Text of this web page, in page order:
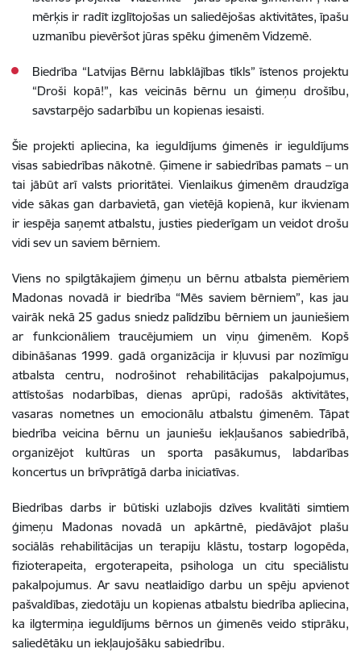
mērķis ir radīt izglītojošas un saliedējošas aktivitātes, īpašu
uzmanību pievēršot jūras spēku ģimenēm Vidzemē.
Biedrība “Latvijas Bērnu labklājības tīkls” īstenos projektu
“Droši kopā!”, kas veicinās bērnu un ģimeņu drošību,
savstarpējo sadarbību un kopienas iesaisti.
Šie projekti apliecina, ka ieguldījums ģimenēs ir ieguldījums
visas sabiedrības nākotnē. Ģimene ir sabiedrības pamats – un
tai jābūt arī valsts prioritātei. Vienlaikus ģimenēm draudzīga
vide sākas gan darbavietā, gan vietējā kopienā, kur ikvienam
ir iespēja saņemt atbalstu, justies piederīgam un veidot drošu
vidi sev un saviem bērniem.
Viens no spilgtākajiem ģimeņu un bērnu atbalsta piemēriem
Madonas novadā ir biedrība “Mēs saviem bērniem”, kas jau
vairāk nekā 25 gadus sniedz palīdzību bērniem un jauniešiem
ar funkcionāliem traucējumiem un viņu ģimenēm. Kopš
dibināšanas 1999. gadā organizācija ir kļuvusi par nozīmīgu
atbalsta centru, nodrošinot rehabilitācijas pakalpojumus,
attīstošas nodarbības, dienas aprūpi, radošās aktivitātes,
vasaras nometnes un emocionālu atbalstu ģimenēm. Tāpat
biedrība veicina bērnu un jauniešu iekļaušanos sabiedrībā,
organizējot kultūras un sporta pasākumus, labdarības
koncertus un brīvprātīgā darba iniciatīvas.
Biedrības darbs ir būtiski uzlabojis dzīves kvalitāti simtiem
ģimeņu Madonas novadā un apkārtnē, piedāvājot plašu
sociālās rehabilitācijas un terapiju klāstu, tostarp logopēda,
fizioterapeita, ergoterapeita, psihologa un citu speciālistu
pakalpojumus. Ar savu neatlaidīgo darbu un spēju apvienot
pašvaldības, ziedotāju un kopienas atbalstu biedrība apliecina,
ka ilgtermiņa ieguldījums bērnos un ģimenēs veido stiprāku,
saliedētāku un iekļaujošāku sabiedrību.